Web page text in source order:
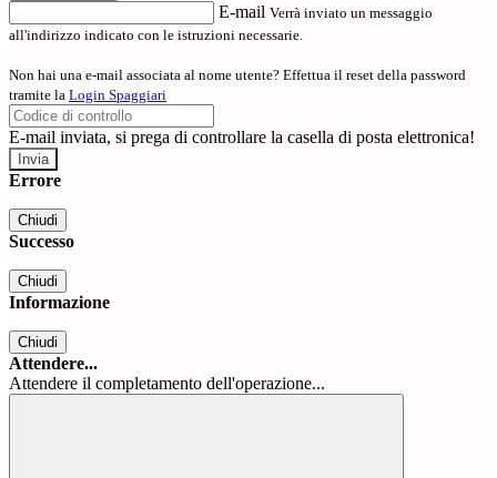
E-mail Verrà inviato un messaggio
all'indirizzo indicato con le istruzioni necessarie.
Non hai una e-mail associata al nome utente? Effettua il reset della password
tramite la Login Spaggiari
E-mail inviata, si prega di controllare la casella di posta elettronica!
Errore
Chiudi
Successo
Chiudi
Informazione
Chiudi
Attendere...
Attendere il completamento dell'operazione...